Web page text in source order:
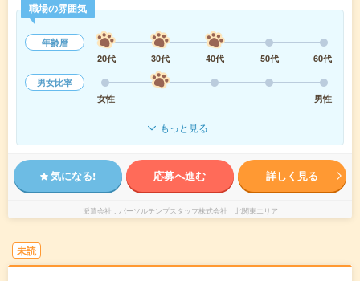
職場の雰囲気
年齢層
20代
30代 40代 50代
60代
男女比率
女性
男性
もっと見る
気になる! 応募へ進む 詳しく見る
派遣会社 パーソルテンプスタッフ株式会社 北関東エリア
未読